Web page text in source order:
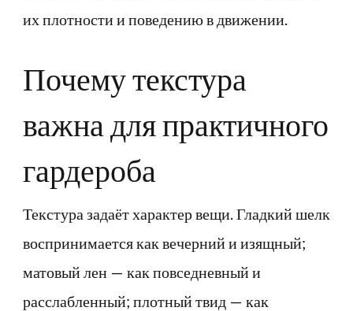
их плотности и поведению в движении.
Почему текстура
важна для практичного
гардероба
Текстура задаёт характер вещи. Гладкий шелк
воспринимается как вечерний и изящный;
матовый лен — как повседневный и
расслабленный; плотный твид — как